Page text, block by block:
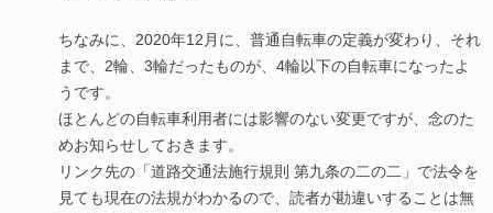
ちなみに、2020年12月に、普通自転車の定義が変わり、それ
まで、2輪、3輪だったものが、4輪以下の自転車になったよ
うです。
ほとんどの自転車利用者には影響のない変更ですが、念のた
めお知らせしておきます。
リンク先の「道路交通法施行規則 第九条の二の二」で法令を
見ても現在の法規がわかるので、読者が勘違いすることは無